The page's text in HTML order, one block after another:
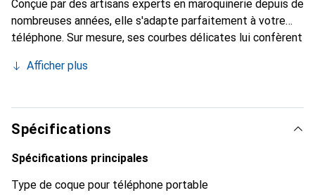
Conçue par des artisans experts en maroquinerie depuis de
nombreuses années, elle s'adapte parfaitement à votre
téléphone. Sur mesure, ses courbes délicates lui confèrent
et indispensable pour votre smartphone. Reconnaissable à
marque Noreve est un choix sûr pour une clientèle
exigeante.
Afficher plus
Spécifications
Spécifications principales
Type de coque pour téléphone portable